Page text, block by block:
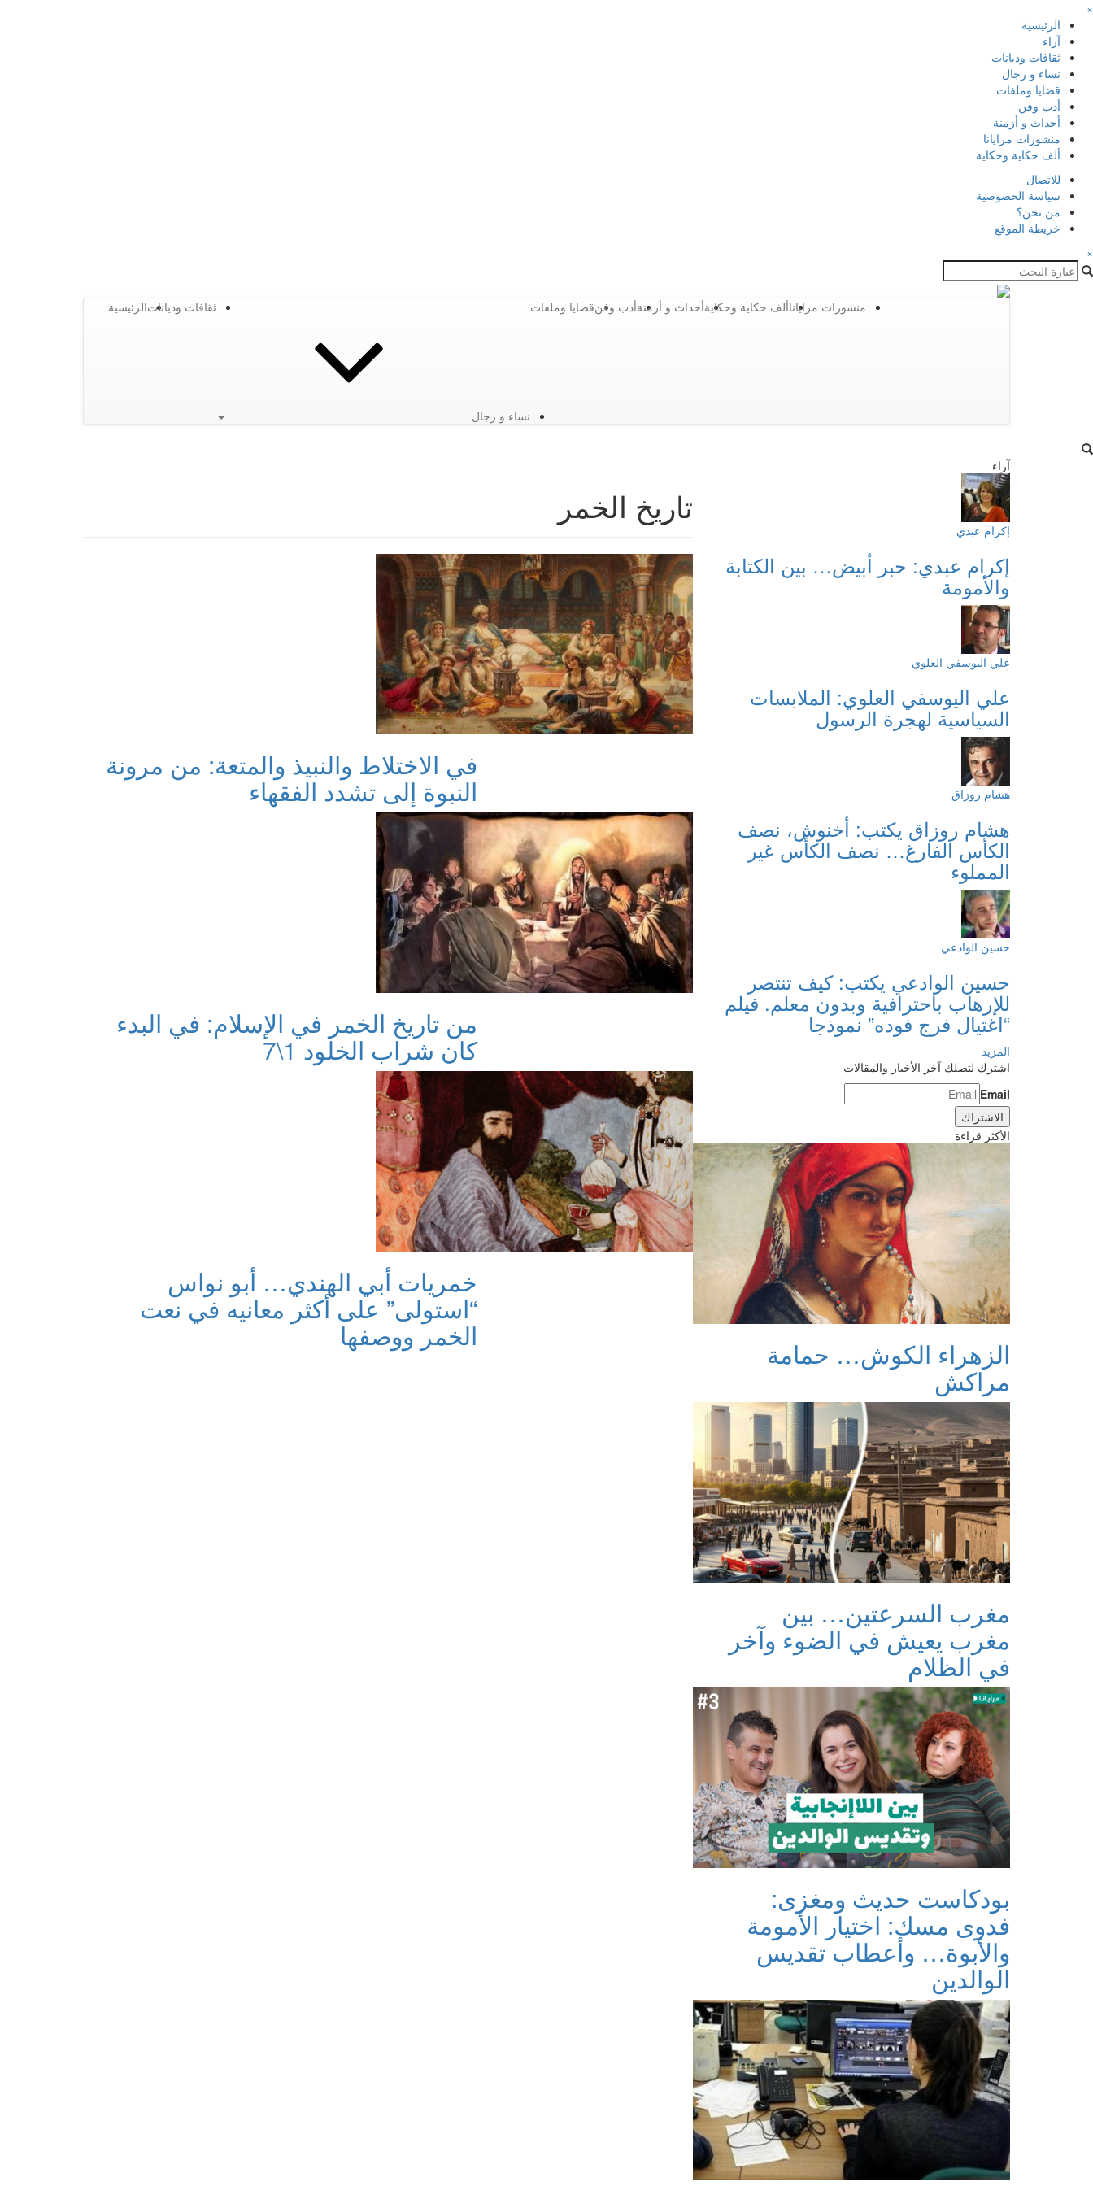
×
الرئيسية
آراء
ثقافات وديانات
نساء و رجال
قضايا وملفات
أدب وفن
أحداث و أزمنة
منشورات مرايانا
ألف حكاية وحكاية
للاتصال
سياسة الخصوصية
من نحن؟
خريطة الموقع
×
الرئيسيةثقافات وديانات
نساء و رجال
قضايا وملفاتأدب وفنأحداث و أزمنةألف حكاية وحكايةمنشورات مرايانا
تاريخ الخمر
في الاختلاط والنبيذ والمتعة: من مرونة
النبوة إلى تشدد الفقهاء
من تاريخ الخمر في الإسلام: في البدء
كان شراب الخلود 1\7
خمريات أبي الهندي… أبو نواس
“استولى” على أكثر معانيه في نعت
الخمر ووصفها
آراء
إكرام عبدي
إكرام عبدي: حبر أبيض… بين الكتابة
والأمومة
علي اليوسفي العلوي
علي اليوسفي العلوي: الملابسات
السياسية لهجرة الرسول
هشام روزاق
هشام روزاق يكتب: أخنوش، نصف
الكأس الفارغ… نصف الكأس غير
المملوء
حسين الوادعي
حسين الوادعي يكتب: كيف تنتصر
للإرهاب باحترافية وبدون معلم. فيلم
“اغتيال فرج فوده” نموذجا
المزيد
اشترك لتصلك آخر الأخبار والمقالات
Email
الأكثر قراءة
الزهراء الكوش… حمامة
مراكش
مغرب السرعتين… بين
مغرب يعيش في الضوء وآخر
في الظلام
بودكاست حديث ومغزى:
فدوى مسك: اختيار الأمومة
والأبوة… وأعطاب تقديس
الوالدين